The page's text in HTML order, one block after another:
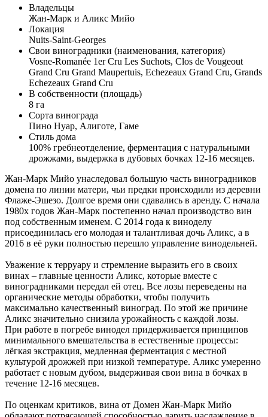
Владельцы
Жан-Марк и Аликс Мийо
Локация
Nuits-Saint-Georges
Свои виноградники (наименования, категория)
Vosne-Romanée 1er Cru Les Suchots, Clos de Vougeout
Grand Cru Grand Maupertuis, Echezeaux Grand Cru, Grands
Echezeaux Grand Cru
В собственности (площадь)
8 га
Сорта винограда
Пино Нуар, Алиготе, Гаме
Стиль дома
100% гребнеотделение, ферментация с натуральными
дрожжами, выдержка в дубовых бочках 12-16 месяцев.
Жан-Марк Мийо унаследовал большую часть виноградников
домена по линии матери, чьи предки происходили из деревни
Флаже-Эшезо. Долгое время они сдавались в аренду. С начала
1980х годов Жан-Марк постепенно начал производство вин
под собственным именем. С 2014 года к виноделу
присоединилась его молодая и талантливая дочь Аликс, а в
2016 в её руки полностью перешло управление винодельней.
Уважение к терруару и стремление выразить его в своих
винах – главные ценности Аликс, которые вместе с
виноградниками передал ей отец. Все лозы переведены на
органические методы обработки, чтобы получить
максимально качественный виноград. По этой же причине
Аликс значительно снизила урожайность с каждой лозы.
При работе в погребе винодел придерживается принципов
минимального вмешательства в естественные процессы:
лёгкая экстракция, медленная ферментация с местной
культурой дрожжей при низкой температуре. Аликс умеренно
работает с новым дубом, выдерживая свои вина в бочках в
течение 12-16 месяцев.
По оценкам критиков, вина от Домен Жан-Марк Мийо